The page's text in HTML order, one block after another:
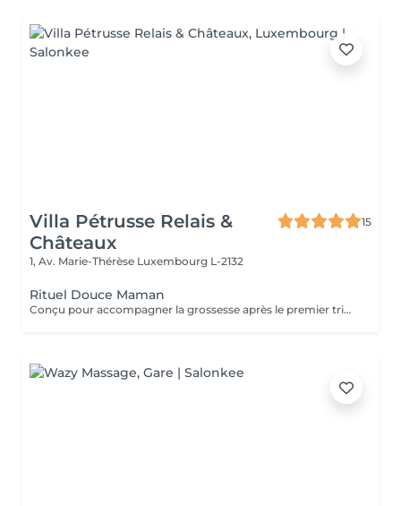
Villa Pétrusse Relais &
Châteaux
15
1, Av. Marie-Thérèse Luxembourg L-2132
Rituel Douce Maman
Conçu pour accompagner la grossesse après le premier trimestre, ou la période du post-partum, ce soin allie douceur et efficacité. Les gestes, spécifiquement adaptés, améliorent l'élasticité de la peau et stimulent la circulation, tout en apaisant les tensions propres à cette période de la vie. Une parenthèse sur-mesure, pensée pour soulager le corps et offrir un moment de calme absolu à la future ou jeune maman.